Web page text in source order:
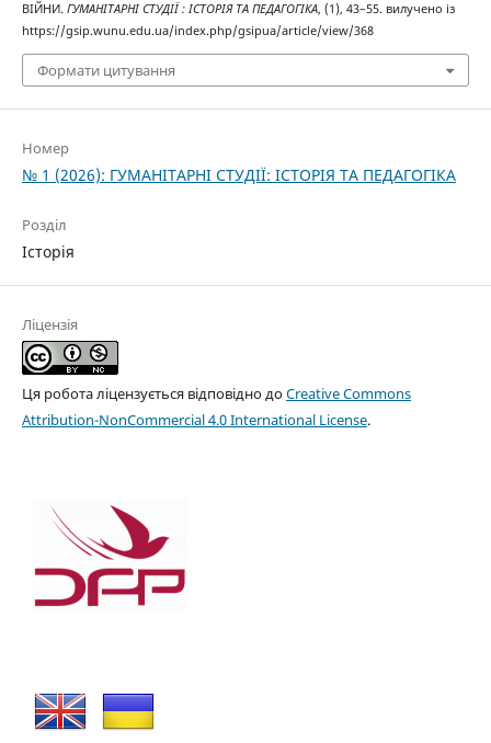
ВІЙНИ. ГУМАНІТАРНІ СТУДІЇ : ІСТОРІЯ ТА ПЕДАГОГІКА, (1), 43–55. вилучено із
https://gsip.wunu.edu.ua/index.php/gsipua/article/view/368
Формати цитування
Номер
№ 1 (2026): ГУМАНІТАРНІ СТУДІЇ: ІСТОРІЯ ТА ПЕДАГОГІКА
Розділ
Історія
Ліцензія
Ця робота ліцензується відповідно доCreative Commons
Attribution-NonCommercial 4.0 International License.